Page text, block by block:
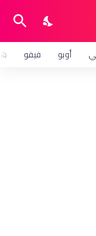
أوبو فيفو